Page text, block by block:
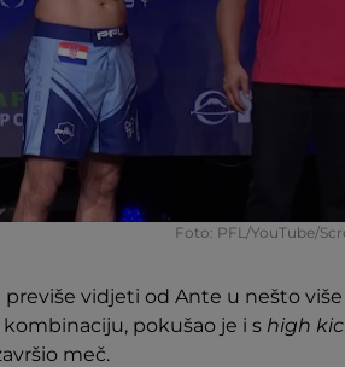
Foto: PFL/YouTube/
vidjeti od Ante u nešto
pokušao je i s high
meč.